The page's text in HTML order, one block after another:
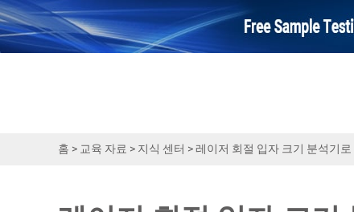
홈 >교육 자료 >지식 센터 >레이저 회절 입자 크기 분석기